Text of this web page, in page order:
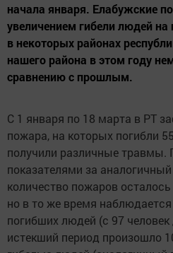
начала января. Елабужские
увеличением гибели людей
в некоторых районах
нашего района в этом году
сравнению с прошлым.
С 1 января по 18 марта в РТ
пожара, на которых погибли
получили различные травмы.
показателями за
количество пожаров
но в то же время
погибших людей (с 97 человек
истекший период произошло